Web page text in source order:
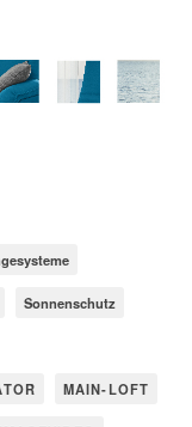
Sonnenschutz
MAIN-LOFT